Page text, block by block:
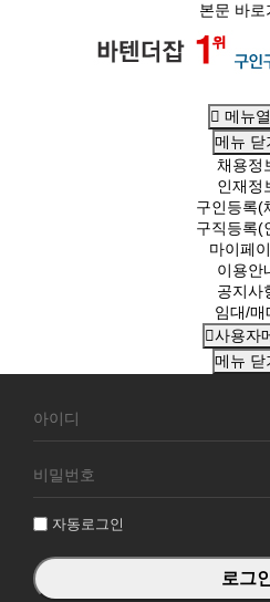
본문 바로
메뉴
메뉴 닫
채용정
인재정
구인등록(
구직등록(
마이페
이용안
공지사
임대/매
사용자
메뉴 닫
원
그
자동로그인